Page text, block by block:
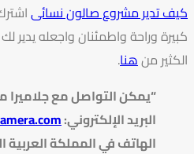
كيف تدير مشروع صالون نسائى
كبيرة وراحة واطمئنان واجعله يدير لك
الكثير منهنا.
“يمكن التواصل مع جلاميرا
البريد الإلكتروني: